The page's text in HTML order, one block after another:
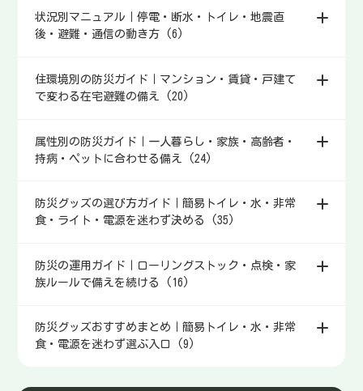
状況別マニュアル｜停電・断水・トイレ・地震直
後・避難・通信の動き方 (6)
住環境別の防災ガイド｜マンション・賃貸・戸建て
で変わる在宅避難の備え (20)
属性別の防災ガイド｜一人暮らし・家族・高齢者・
持病・ペットに合わせる備え (24)
防災グッズの選び方ガイド｜簡易トイレ・水・非常
食・ライト・電源を迷わず決める (35)
防災の運用ガイド｜ローリングストック・点検・家
族ルールで備えを続ける (16)
防災グッズおすすめまとめ｜簡易トイレ・水・非常
食・電源を迷わず選ぶ入口 (9)